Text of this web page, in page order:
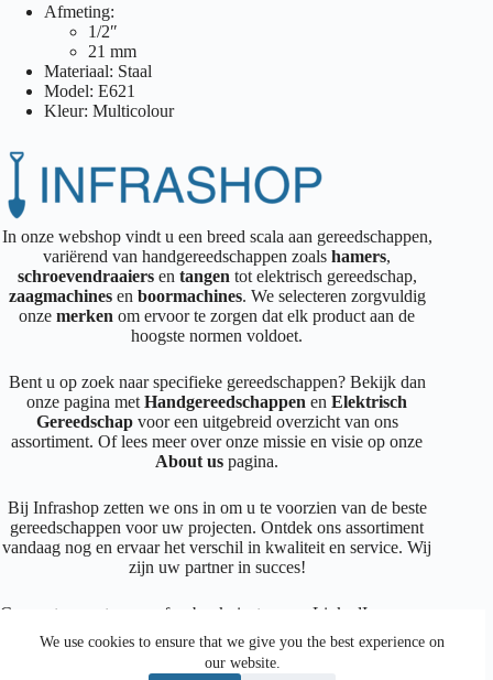
We use cookies to ensure that we give you the best experience on
our website.
Afmeting:
1/2″
21 mm
Materiaal: Staal
Model: E621
Kleur: Multicolour
In onze webshop vindt u een breed scala aan gereedschappen,
variërend van handgereedschappen zoalshamers,
schroevendraaiersen tangen tot elektrisch gereedschap,
zaagmachines en boormachines. We selecteren zorgvuldig
onzemerkenom ervoor te zorgen dat elk product aan de
hoogste normen voldoet.
Bent u op zoek naar specifieke gereedschappen? Bekijk dan
onze pagina metHandgereedschappen enElektrisch
Gereedschapvoor een uitgebreid overzicht van ons
assortiment. Of lees meer over onze missie en visie op onze
About us pagina.
Bij Infrashop zetten we ons in om u te voorzien van de beste
gereedschappen voor uw projecten. Ontdek ons assortiment
vandaag nog en ervaar het verschil in kwaliteit en service. Wij
zijn uw partner in succes!
Connecteer met ons op facebook instagram LinkedIn